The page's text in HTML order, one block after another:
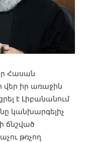
Հասան
իր առաջին
է Լիբանանում
կանխարգելիչ
ճնշված
թռչող